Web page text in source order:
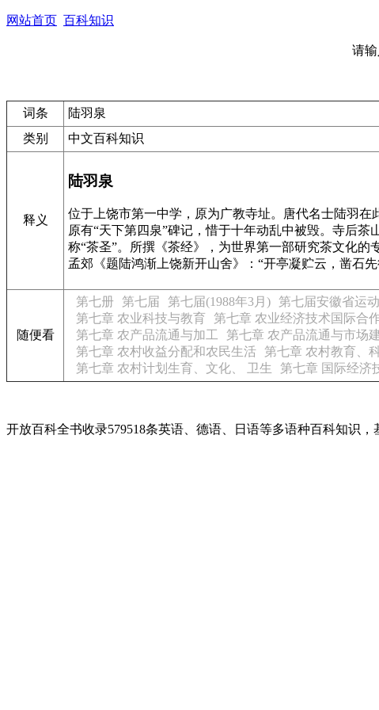
网站首页 百科知识
请
词条
陆羽泉
类别
中文百科知识
释义
陆羽泉
位于上饶市第一中学，原为广教寺址。唐代名士陆羽在
原有“天下第四泉”碑记，惜于十年动乱中被毁。寺后
称“茶圣”。所撰《茶经》，为世界第一部研究茶文化
孟郊《题陆鸿渐上饶新开山舍》：“开亭凝贮云，凿石
随便看
第七册 第七届 第七届(1988年3月) 第七届安徽省运
第七章 农业科技与教育 第七章 农业经济技术国际合
第七章 农产品流通与加工
第七章 农产品流通与市场
第七章 农村收益分配和农民生活 第七章 农村教育、
第七章 农村计划生育、文化、 卫生
第七章 国际经济
开放百科全书收录579518条英语、德语、日语等多语种百科知识